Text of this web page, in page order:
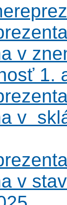
v
1.
v
v